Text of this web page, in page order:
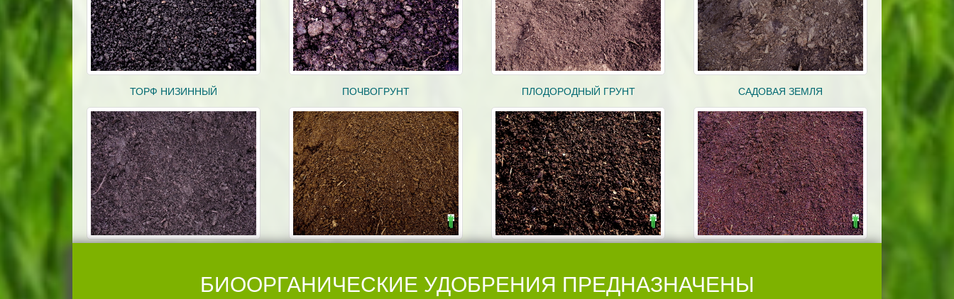
ТОРФ НИЗИННЫЙ ПОЧВОГРУНТ ПЛОДОРОДНЫЙ ГРУНТ САДОВАЯ ЗЕМЛЯ
БИООРГАНИЧЕСКИЕ УДОБРЕНИЯ ПРЕДНАЗНАЧЕНЫ